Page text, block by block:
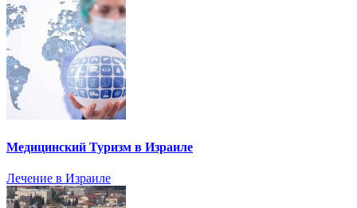
Медицинский Туризм в Израиле
Лечение в Израиле